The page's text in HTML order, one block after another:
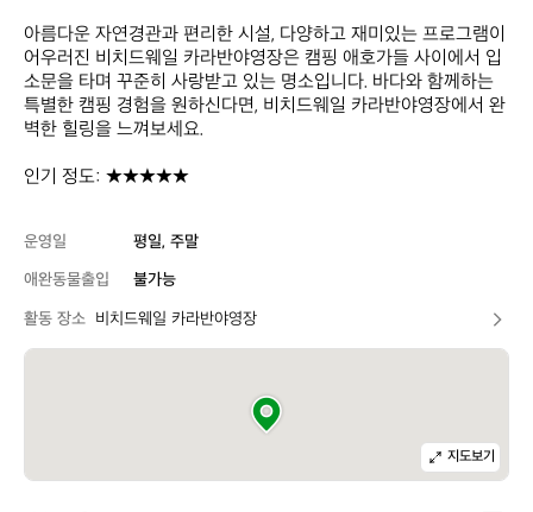
아름다운 자연경관과 편리한 시설, 다양하고 재미있는 프로그램이
어우러진 비치드웨일 카라반야영장은 캠핑 애호가들 사이에서 입
소문을 타며 꾸준히 사랑받고 있는 명소입니다. 바다와 함께하는
특별한 캠핑 경험을 원하신다면, 비치드웨일 카라반야영장에서 완
벽한 힐링을 느껴보세요.
인기 정도: ★★★★★
운영일
평일, 주말
애완동물출입
불가능
활동 장소 비치드웨일 카라반야영장
지도보기